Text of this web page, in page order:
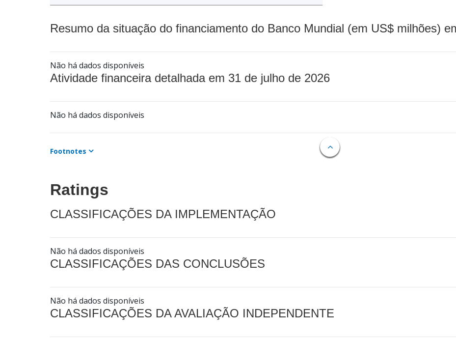
Resumo da situação do financiamento do Banco Mundial (em US$ milhões)
Não há dados disponíveis
Atividade financeira detalhada em 31 de julho de 2026
Não há dados disponíveis
Footnotes
Ratings
CLASSIFICAÇÕES DA IMPLEMENTAÇÃO
Não há dados disponíveis
CLASSIFICAÇÕES DAS CONCLUSÕES
Não há dados disponíveis
CLASSIFICAÇÕES DA AVALIAÇÃO INDEPENDENTE